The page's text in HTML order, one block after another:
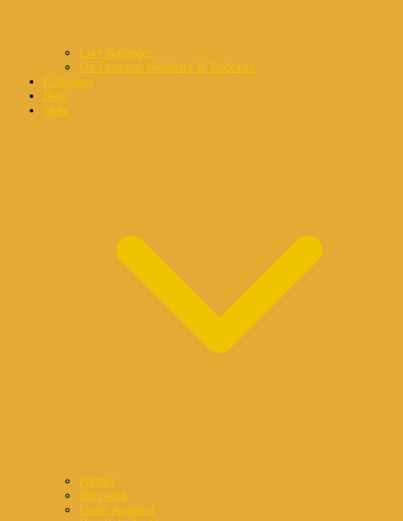
Live Kalender
On-Demand-Webinare & Podcasts
Eintragen
Blog
Mehr
Partner
Netzwerk
Unser Angebot